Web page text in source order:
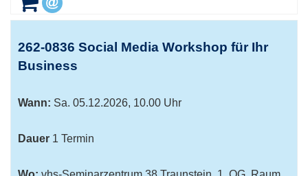
262-0836 Social Media Workshop für Ihr
Business
Wann: Sa. 05.12.2026, 10.00 Uhr
Dauer 1 Termin